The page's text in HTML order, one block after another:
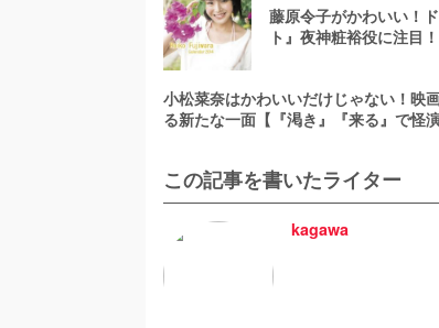
藤原令子がかわいい！
ト』夜神粧裕役に注目！
小松菜奈はかわいいだけじゃない！映
る新たな一面【『渇き』『来る』で怪演
この記事を書いたライター
kagawa